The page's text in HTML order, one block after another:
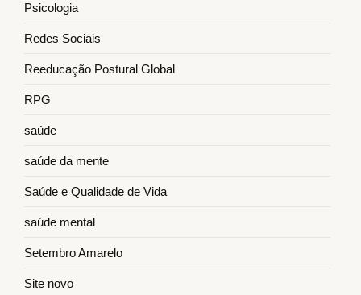
Psicologia
Redes Sociais
Reeducação Postural Global
RPG
saúde
saúde da mente
Saúde e Qualidade de Vida
saúde mental
Setembro Amarelo
Site novo